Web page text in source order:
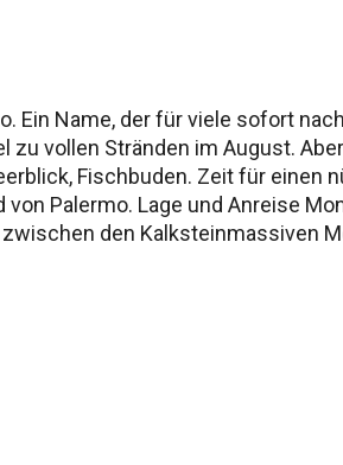
Ein Name, der für viele sofort
zu vollen Stränden im August.
Fischbuden. Zeit für einen
Palermo. Lage und Anreise
den Kalksteinmassiven
Wer an einem Sonntag im